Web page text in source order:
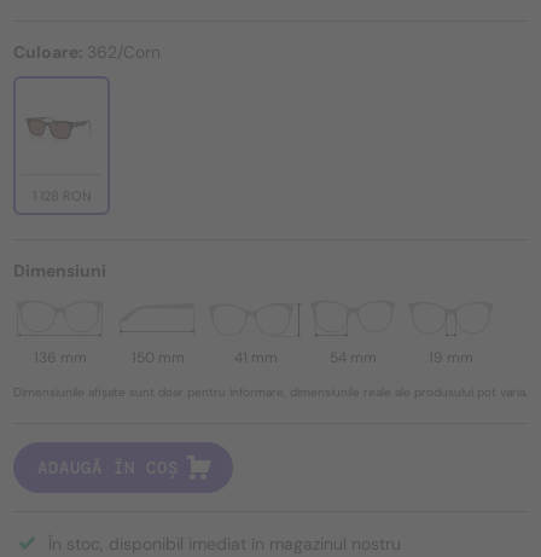
Culoare: 362/Corn
1 128 RON
Dimensiuni
136 mm 150 mm 41 mm 54 mm 19 mm
Dimensiunile afișate sunt doar pentru informare, dimensiunile reale ale produsului pot varia.
ADAUGĂ ÎN COȘ
În stoc, disponibil imediat în magazinul nostru